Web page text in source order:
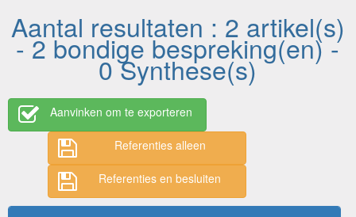
Aantal resultaten : 2 artikel(s)
- 2 bondige bespreking(en) -
0 Synthese(s)
Aanvinken om te exporteren
Referenties alleen
Referenties en besluiten